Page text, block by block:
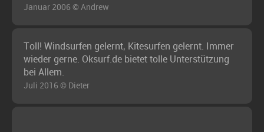
Januar 2006 © Andrew
Toll! Windsurfen gelernt, Kitesurfen gelernt. Immer
wieder gerne. Oksurf.de bietet tolle Unterstützung
bei Allem.
Juli 2016 © Dieter